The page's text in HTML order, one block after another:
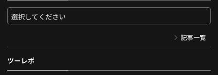
記事一覧
ツーレポ